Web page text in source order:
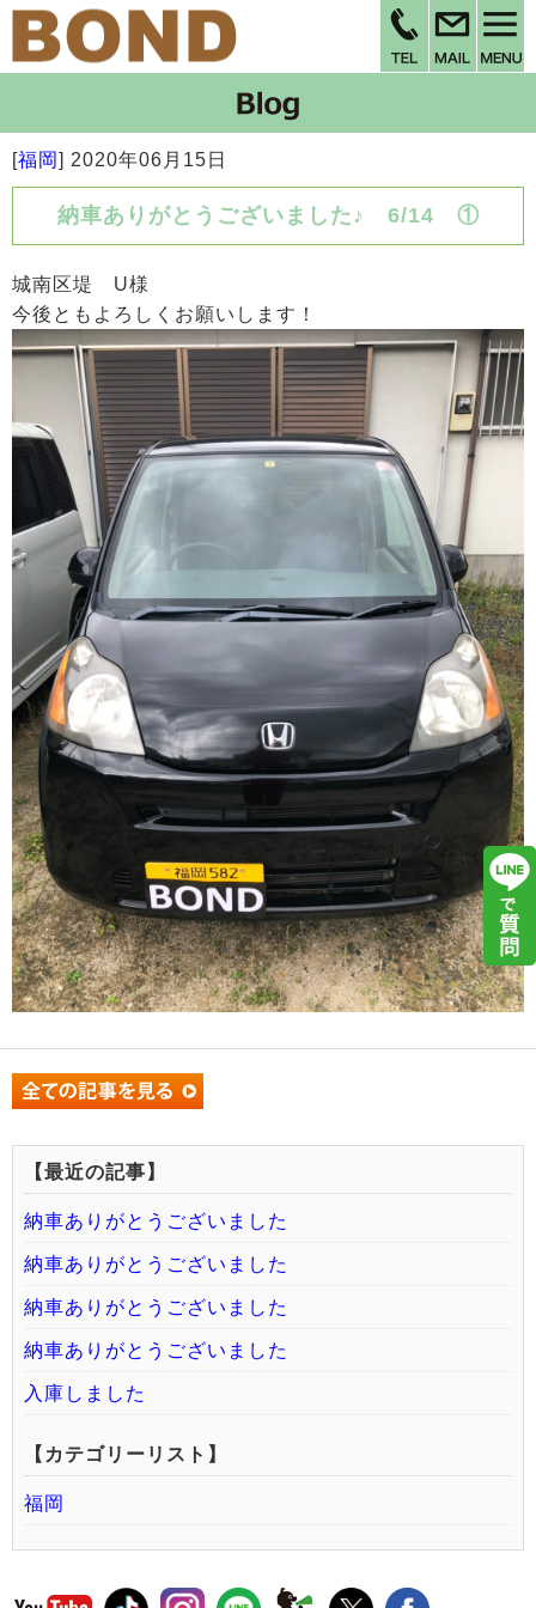
[福岡] 2020年06月15日
納車ありがとうございました♪ 6/14 ①
城南区堤 U様
今後ともよろしくお願いします！
【最近の記事】
納車ありがとうございました
納車ありがとうございました
納車ありがとうございました
納車ありがとうございました
入庫しました
【カテゴリーリスト】
福岡